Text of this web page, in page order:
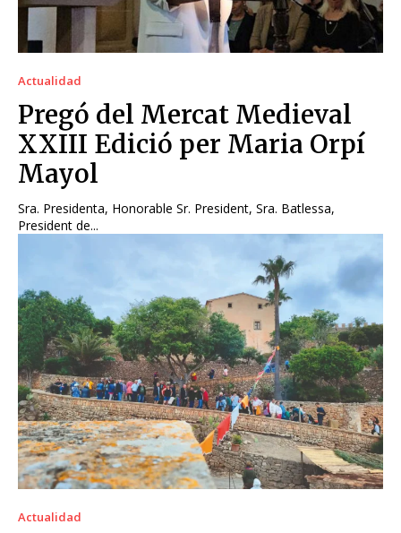
Actualidad
Pregó del Mercat Medieval
XXIII Edició per Maria Orpí
Mayol
Sra. Presidenta, Honorable Sr. President, Sra. Batlessa,
President de...
Actualidad